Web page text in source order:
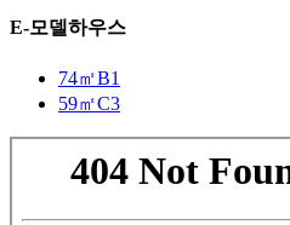
E-모델하우스
74㎡B1
59㎡C3